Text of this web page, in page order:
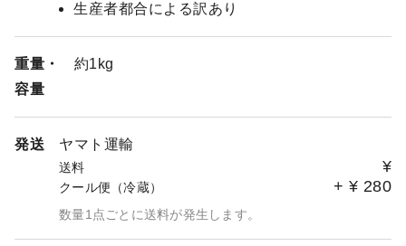
生産者都合による訳あり
重量・
容量
約1kg
発送 ヤマト運輸
送料 ¥
クール便（冷蔵） + ¥ 280
数量1点ごとに送料が発生します。